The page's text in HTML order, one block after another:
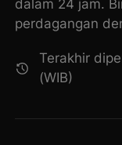
dalam 24 jam.
perdagangan
Terakhir
(WIB)